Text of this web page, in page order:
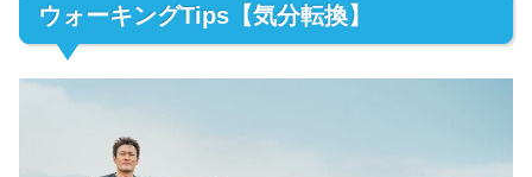
ウォーキングTips【気分転換】